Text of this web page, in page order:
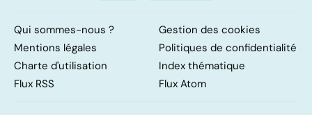
Qui sommes-nous ?
Gestion des cookies
Mentions légales
Politiques de confidentialité
Charte d'utilisation
Index thématique
Flux RSS
Flux Atom